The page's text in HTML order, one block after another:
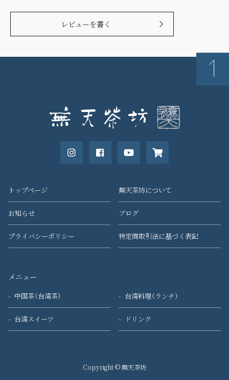
レビューを書く
トップページ 無天茶坊について
お知らせ ブログ
プライバシーポリシー 特定商取引法に基づく表記
メニュー
中国茶（台湾茶） 台湾料理（ランチ）
台湾スイーツ ドリンク
Copyright © 無天茶坊